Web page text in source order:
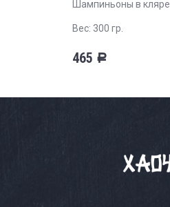
Шампиньоны в кляре
Вес: 300 гр.
465 Р